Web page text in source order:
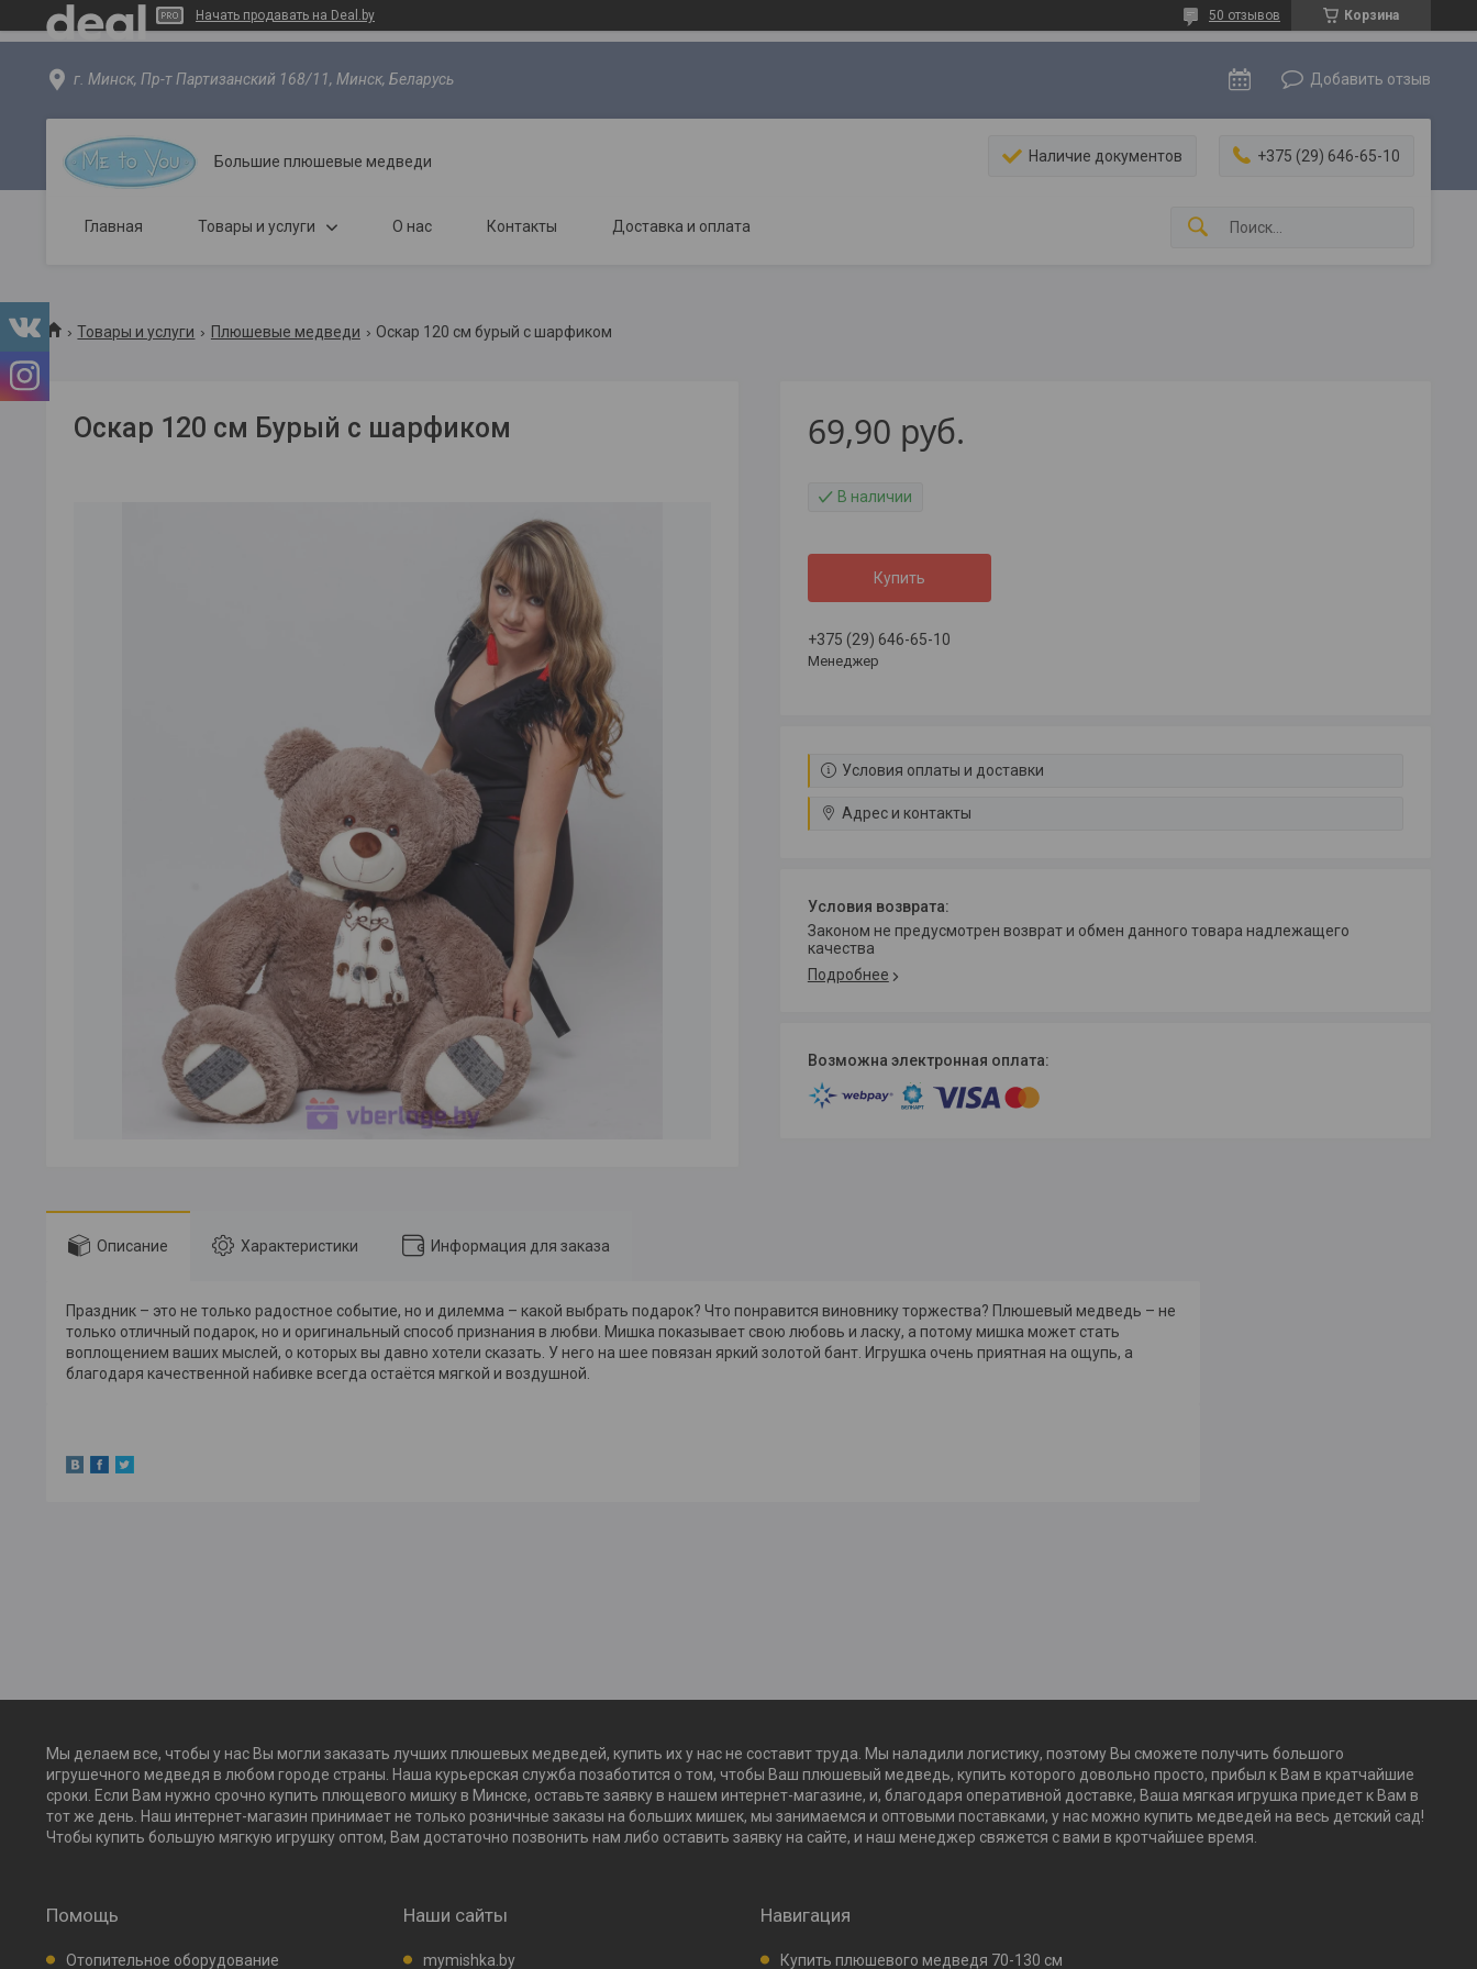
Начать продавать на Deal.by Корзина
50 отзывов
г. Минск, Пр-т Партизанский 168/11, Минск, Беларусь Добавить отзыв
Большие плюшевые медведи Наличие документов +375 (29) 646-65-10
Главная Товары и услуги О нас Контакты Доставка и оплата
Товары и услуги Плюшевые медведи Оскар 120 см бурый с шарфиком
Оскар 120 см Бурый с шарфиком 69,90 руб.
В наличии
Купить
+375 (29) 646-65-10
Менеджер
Условия оплаты и доставки
Адрес и контакты
Законом не предусмотрен возврат и обмен данного товара надлежащего
качества
Подробнее
Описание Характеристики Информация для заказа
Праздник – это не только радостное событие, но и дилемма – какой выбрать подарок? Что понравится виновнику торжества? Плюшевый медведь – не
только отличный подарок, но и оригинальный способ признания в любви. Мишка показывает свою любовь и ласку, а потому мишка может стать
воплощением ваших мыслей, о которых вы давно хотели сказать. У него на шее повязан яркий золотой бант. Игрушка очень приятная на ощупь, а
благодаря качественной набивке всегда остаётся мягкой и воздушной.
Мы делаем все, чтобы у нас Вы могли заказать лучших плюшевых медведей, купить их у нас не составит труда. Мы наладили логистику, поэтому Вы сможете получить большого
игрушечного медведя в любом городе страны. Наша курьерская служба позаботится о том, чтобы Ваш плюшевый медведь, купить которого довольно просто, прибыл к Вам в кратчайшие
сроки. Если Вам нужно срочно купить плющевого мишку в Минске, оставьте заявку в нашем интернет-магазине, и, благодаря оперативной доставке, Ваша мягкая игрушка приедет к Вам в
тот же день. Наш интернет-магазин принимает не только розничные заказы на больших мишек, мы занимаемся и оптовыми поставками, у нас можно купить медведей на весь детский сад!
Чтобы купить большую мягкую игрушку оптом, Вам достаточно позвонить нам либо оставить заявку на сайте, и наш менеджер свяжется с вами в кротчайшее время.
Помощь
Отопительное оборудование
Наши сайты
mymishka.by
Навигация
Купить плюшевого медведя 70-130 см